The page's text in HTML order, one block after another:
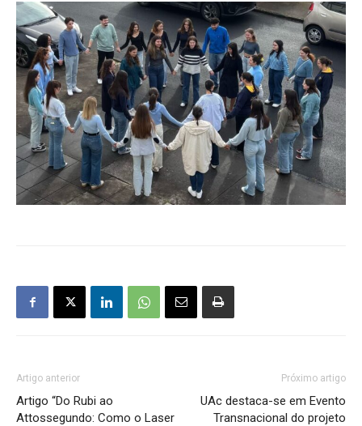
Artigo anterior
Artigo “Do Rubi ao
Attossegundo: Como o Laser
Próximo artigo
UAc destaca-se em Evento
Transnacional do projeto